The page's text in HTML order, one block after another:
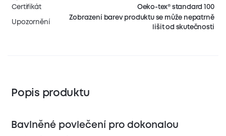
Certifikát
Oeko-tex® standard 100
Upozornění
Zobrazení barev produktu se může nepatrně
lišit od skutečnosti
Popis produktu
Bavlněné povlečení pro dokonalou